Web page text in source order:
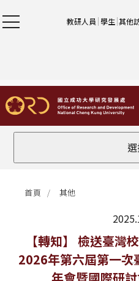
教研人員 學生 其他
法
補
首頁 其他
最新消息
【轉知】 檢送臺灣
2026年第六屆第一次